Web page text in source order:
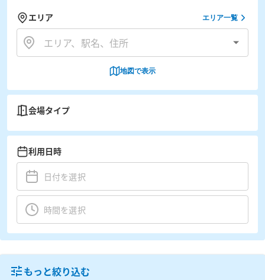
エリア エリア一覧
地図で表示
会場タイプ
利用日時
もっと絞り込む